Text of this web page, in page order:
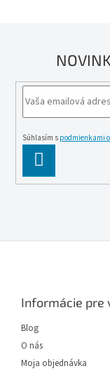
Súhlasím s podmienkami
SE
Informácie pre
Blog
O nás
Moja objednávka